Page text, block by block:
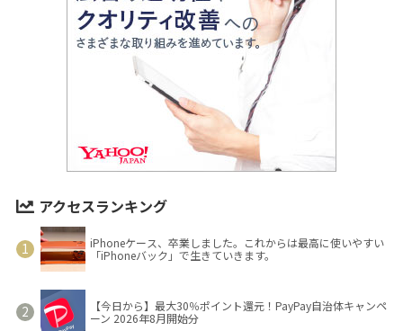
アクセスランキング
iPhoneケース、卒業しました。これからは最高に使いやすい
「iPhoneバック」で生きていきます。
【今日から】最大30％ポイント還元！PayPay自治体キャンペ
ーン 2026年8月開始分